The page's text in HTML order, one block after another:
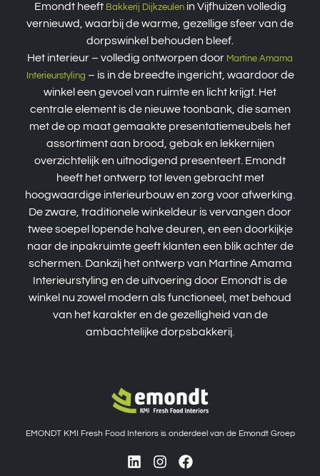
Emondt heeft Bakkerij Dijkzeulenin Vijfhuizen volledig
vernieuwd, waarbij de warme, gezellige sfeer van de
dorpswinkel behouden bleef.
Het interieur – volledig ontworpen door Martine Amama
Interieurstyling – is in de breedte ingericht, waardoor de
winkel een gevoel van ruimte en licht krijgt. Het
centrale element is de nieuwe toonbank, die samen
met de op maat gemaakte presentatiemeubels het
assortiment aan brood, gebak en lekkernijen
overzichtelijk en uitnodigend presenteert. Emondt
heeft het ontwerp tot leven gebracht met
hoogwaardige interieurbouw en zorg voor afwerking.
De zware, traditionele winkeldeur is vervangen door
twee soepel lopende halve deuren, en een doorkijkje
naar de inpakruimte geeft klanten een blik achter de
schermen. Dankzij het ontwerp van Martine Amama
Interieurstyling en de uitvoering door Emondt is de
winkel nu zowel modern als functioneel, met behoud
van het karakter en de gezelligheid van de
ambachtelijke dorpsbakkerij.
EMONDT KMI Fresh Food Interiors is onderdeel van de Emondt Groep